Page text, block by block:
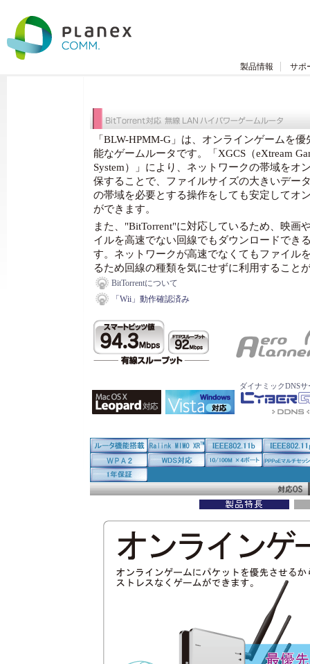
製品情報 サポ
「BLW-HPMM-G」は、オンラインゲームを
能なゲームルータです。「XGCS（eXtream
System）」により、ネットワークの帯域をオ
保することで、ファイルサイズの大きいデー
の帯域を必要とする操作をしても安定してオ
ができます。
また、"BitTorrent"に対応しているため、映画
イルを高速でない回線でもダウンロードでき
す。ネットワークが高速でなくてもファイル
るため回線の種類を気にせずに利用すること
BitTorrentについて
「Wii」動作確認済み
ダイナミックDNS